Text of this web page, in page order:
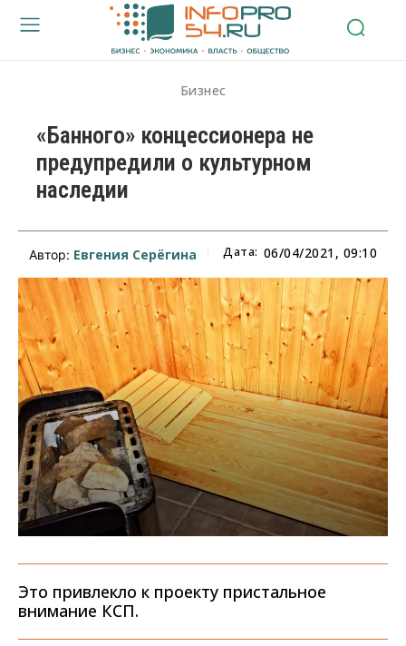
Бизнес
«Банного» концессионера не
предупредили о культурном
наследии
Автор: Евгения Серёгина Дата: 06/04/2021, 09:10
Это привлекло к проекту пристальное
внимание КСП.